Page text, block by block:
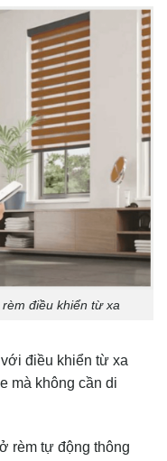
điều khiển từ xa
điều khiển từ xa
mà không cần di
rèm tự động thông